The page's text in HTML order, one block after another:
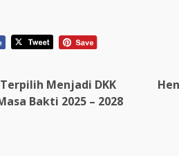
Menjadi DKK
Bakti 2025 – 2028